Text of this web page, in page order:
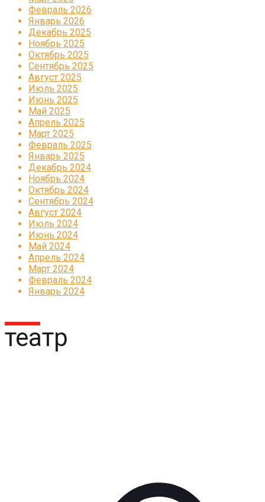
Февраль 2026
Январь 2026
Декабрь 2025
Ноябрь 2025
Октябрь 2025
Сентябрь 2025
Август 2025
Июль 2025
Июнь 2025
Май 2025
Апрель 2025
Март 2025
Февраль 2025
Январь 2025
Декабрь 2024
Ноябрь 2024
Октябрь 2024
Сентябрь 2024
Август 2024
Июль 2024
Июнь 2024
Май 2024
Апрель 2024
Март 2024
Февраль 2024
Январь 2024
театр